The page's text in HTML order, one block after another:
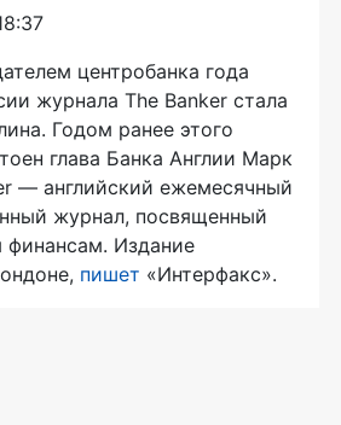
центробанка года
журнала The Banker стала
Годом ранее этого
глава Банка Англии Марк
— английский ежемесячный
журнал, посвященный
Издание
пишет «Интерфакс».